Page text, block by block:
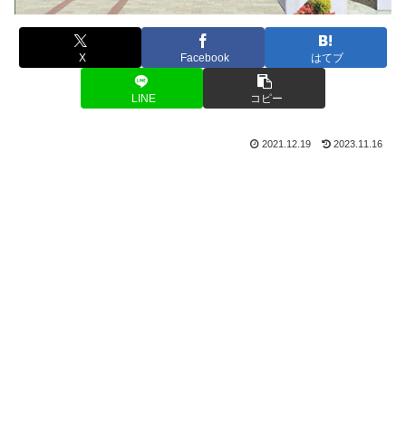
X Facebook はてブ
LINE コピー
2021.12.19 2023.11.16